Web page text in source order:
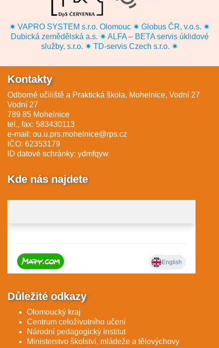
✷ VAPRO SYSTEM s.r.o. Olomouc ✷ Globus ČR, v.o.s. ✷
Dubická zemědělská a.s. ✷ ALFA – BETA servis úklidové
služby, s.r.o. ✷ TD-servis Czech s.r.o. ✷
Kontakty
Odborné učiliště a Praktická škola, Mohelnice, Vodní 27
Vodní 27
789 85 Mohelnice
tel., fax: 583430113
e-mail: ou.u.prs.mohelnice@rps.cz
IČO: 62353179
ID datové schránky: ydmfqyw
Kde nás najdete
Důležité odkazy
Olomoucký kraj
Centrum celoživotního učení
Národní pedagogický institut
Ministerstvo školství, mládeže a tělovýchovy